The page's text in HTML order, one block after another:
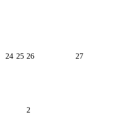
24 25 26 27
2